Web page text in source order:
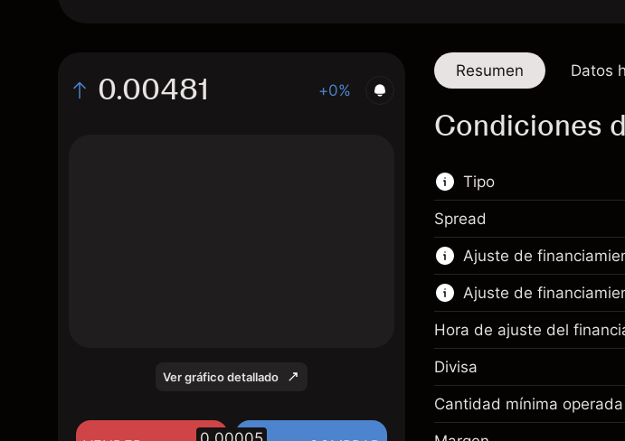
0.00481 +0%
Ver gráfico detallado
Resumen Datos
Condiciones
Tipo
Este mercado
hacer trading con CFD.
Obtén más
CFD
Spread
Ajuste de
Margen. Tu inversión
Ajuste de
Hora de ajuste del
Divisa
Cantidad mínima operada